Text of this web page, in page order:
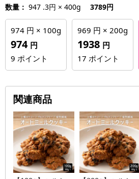
数量： 947 .3円 × 400g 3789円
974 円 × 100g
974 円
9 ポイント
969 円 × 200g
1938 円
17 ポイント
関連商品